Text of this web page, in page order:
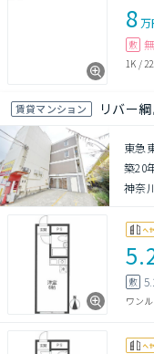
8万
敷
1K /
賃貸マンション リバー
東急
築20
神奈
敷
ワン